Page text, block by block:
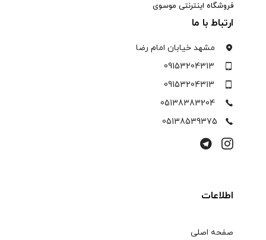
فروشگاه اینترنتی موسوی
ارتباط با ما
مشهد خیابان امام رضا
09153204313
09153204313
05138383204
05138539375
اطلاعات
صفحه اصلی